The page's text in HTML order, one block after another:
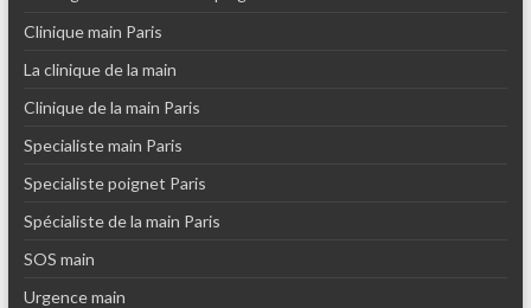
Clinique main Paris
La clinique de la main
Clinique de la main Paris
Specialiste main Paris
Specialiste poignet Paris
Spécialiste de la main Paris
SOS main
Urgence main